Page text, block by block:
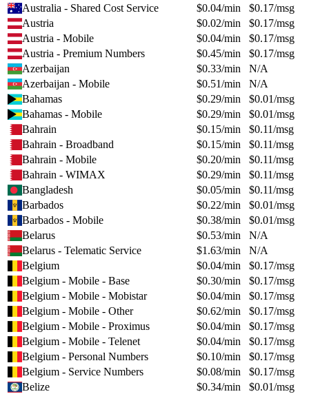
Australia - Shared Cost Service
$0.04/min $0.17/msg
Austria
$0.02/min $0.17/msg
Austria - Mobile
$0.04/min $0.17/msg
Austria - Premium Numbers
$0.45/min $0.17/msg
Azerbaijan
$0.33/min
N/A
Azerbaijan - Mobile
$0.51/min
N/A
Bahamas
$0.29/min $0.01/msg
Bahamas - Mobile
$0.29/min $0.01/msg
Bahrain
$0.15/min $0.11/msg
Bahrain - Broadband
$0.15/min $0.11/msg
Bahrain - Mobile
$0.20/min $0.11/msg
Bahrain - WIMAX
$0.29/min $0.11/msg
Bangladesh
$0.05/min $0.11/msg
Barbados
$0.22/min $0.01/msg
Barbados - Mobile
$0.38/min $0.01/msg
Belarus
$0.53/min
N/A
Belarus - Telematic Service
$1.63/min
N/A
Belgium
$0.04/min $0.17/msg
Belgium - Mobile - Base
$0.30/min $0.17/msg
Belgium - Mobile - Mobistar
$0.04/min $0.17/msg
Belgium - Mobile - Other
$0.62/min $0.17/msg
Belgium - Mobile - Proximus
$0.04/min $0.17/msg
Belgium - Mobile - Telenet
$0.04/min $0.17/msg
Belgium - Personal Numbers
$0.10/min $0.17/msg
Belgium - Service Numbers
$0.08/min $0.17/msg
Belize
$0.34/min $0.01/msg